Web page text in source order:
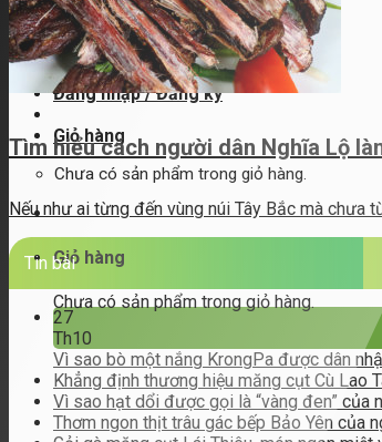
Tìm
kiếm:
Đăng nhập / Đăng ký
Giỏ hàng
Chưa có sản phẩm trong giỏ hàng.
Giỏ hàng
Chưa có sản phẩm trong giỏ hàng.
Tìm hiểu cách người dân Nghĩa Lộ
Nếu như ai từng đến vùng núi Tây Bắc mà chưa
Tin bài
27
Th10
Vì sao bò một nắng KrongPa được dân
Khẳng định thương hiệu măng cụt Cù Lao
Vì sao hạt dổi được gọi là “vàng đen” của
Thơm ngon thịt trâu gác bếp Bảo Yên của